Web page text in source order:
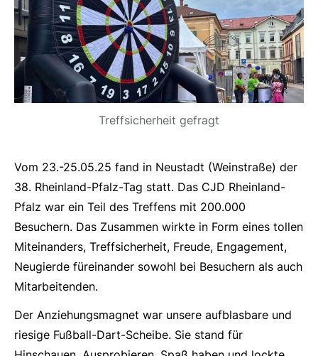
Treffsicherheit gefragt
Vom 23.-25.05.25 fand in Neustadt (Weinstraße) der
38. Rheinland-Pfalz-Tag statt. Das CJD Rheinland-
Pfalz war ein Teil des Treffens mit 200.000
Besuchern. Das Zusammen wirkte in Form eines tollen
Miteinanders, Treffsicherheit, Freude, Engagement,
Neugierde füreinander sowohl bei Besuchern als auch
Mitarbeitenden.
Der Anziehungsmagnet war unsere aufblasbare und
riesige Fußball-Dart-Scheibe. Sie stand für